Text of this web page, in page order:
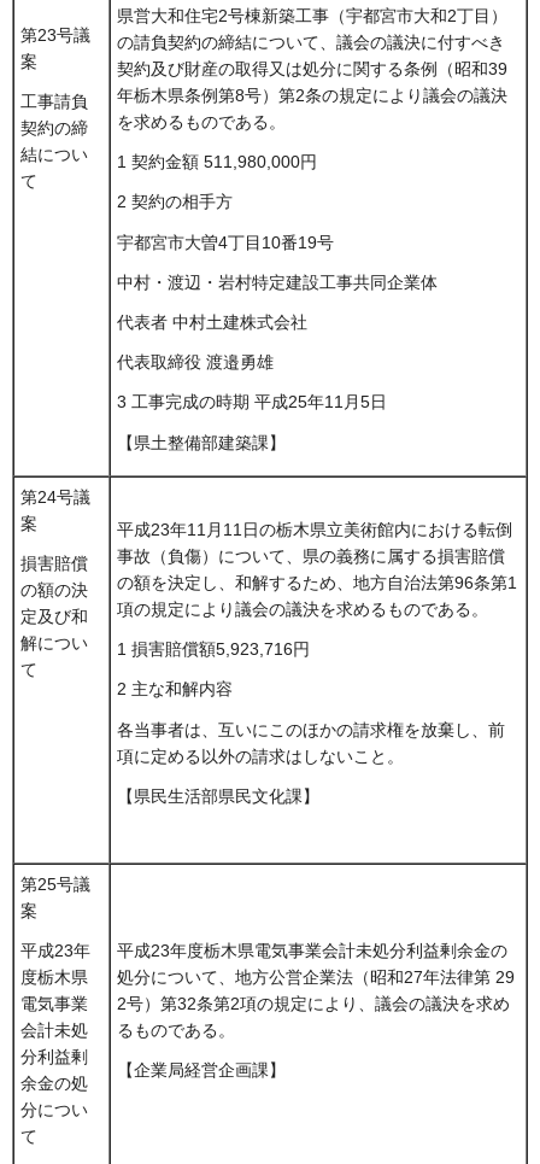
第23号議
案
工事請負
契約の締
結につい
て
県営大和住宅2号棟新築工事（宇都宮市大和2丁目）
の請負契約の締結について、議会の議決に付すべき
契約及び財産の取得又は処分に関する条例（昭和39
年栃木県条例第8号）第2条の規定により議会の議決
を求めるものである。
1 契約金額 511,980,000円
2 契約の相手方
宇都宮市大曽4丁目10番19号
中村・渡辺・岩村特定建設工事共同企業体
代表者 中村土建株式会社
代表取締役 渡邉勇雄
3 工事完成の時期 平成25年11月5日
【県土整備部建築課】
第24号議
案
損害賠償
の額の決
定及び和
解につい
て
平成23年11月11日の栃木県立美術館内における転倒
事故（負傷）について、県の義務に属する損害賠償
の額を決定し、和解するため、地方自治法第96条第1
項の規定により議会の議決を求めるものである。
1 損害賠償額5,923,716円
2 主な和解内容
各当事者は、互いにこのほかの請求権を放棄し、前
項に定める以外の請求はしないこと。
【県民生活部県民文化課】
第25号議
案
平成23年
度栃木県
電気事業
会計未処
分利益剰
余金の処
分につい
て
平成23年度栃木県電気事業会計未処分利益剰余金の
処分について、地方公営企業法（昭和27年法律第 29
2号）第32条第2項の規定により、議会の議決を求め
るものである。
【企業局経営企画課】